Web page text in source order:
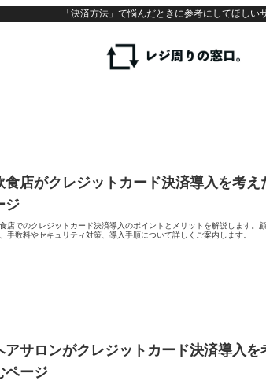
「決済方法」で悩んだときに参考にしてほしい
食店がクレジットカード決済導入を考え
ジ
店でのクレジットカード決済導入のポイントとメリットを解説します。
手数料やセキュリティ対策、導入手順について詳しくご案内します。
アサロンがクレジットカード決済導入を
ページ